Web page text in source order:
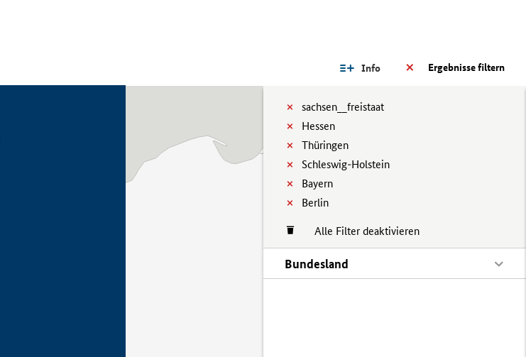
Ergebnisse filtern
Info
sachsen__freistaat
Hessen
Thüringen
Schleswig-Holstein
Bayern
Berlin
Alle Filter deaktivieren
Bundesland